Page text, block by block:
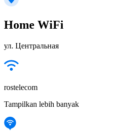
Home WiFi
ул. Центральная
rostelecom
Tampilkan lebih banyak